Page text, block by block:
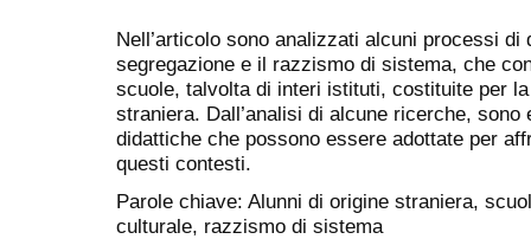
Nell’articolo sono analizzati alcuni processi
segregazione e il razzismo di sistema, che
scuole, talvolta di interi istituti, costituite per
straniera. Dall’analisi di alcune ricerche,
didattiche che possono essere adottate per
questi contesti.
Parole chiave: Alunni di origine straniera,
culturale, razzismo di sistema